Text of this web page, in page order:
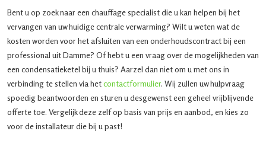
Bent u op zoek naar een chauffage specialist die u kan helpen bij het
vervangen van uw huidige centrale verwarming? Wilt u weten wat de
kosten worden voor het afsluiten van een onderhoudscontract bij een
professional uit Damme? Of hebt u een vraag over de mogelijkheden van
een condensatieketel bij u thuis? Aarzel dan niet om u met ons in
verbinding te stellen via hetcontactformulier. Wij zullen uw hulpvraag
spoedig beantwoorden en sturen u desgewenst een geheel vrijblijvende
offerte toe. Vergelijk deze zelf op basis van prijs en aanbod, en kies zo
voor de installateur die bij u past!